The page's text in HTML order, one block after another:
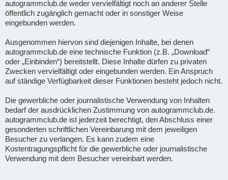
autogrammclub.de weder vervielfältigt noch an anderer Stelle
öffentlich zugänglich gemacht oder in sonstiger Weise
eingebunden werden.
Ausgenommen hiervon sind diejenigen Inhalte, bei denen
autogrammclub.de eine technische Funktion (z.B. „Download“
oder „Einbinden“) bereitstellt. Diese Inhalte dürfen zu privaten
Zwecken vervielfältigt oder eingebunden werden. Ein Anspruch
auf ständige Verfügbarkeit dieser Funktionen besteht jedoch nicht.
Die gewerbliche oder journalistische Verwendung von Inhalten
bedarf der ausdrücklichen Zustimmung von autogrammclub.de.
autogrammclub.de ist jederzeit berechtigt, den Abschluss einer
gesonderten schriftlichen Vereinbarung mit dem jeweiligen
Besucher zu verlangen. Es kann zudem eine
Kostentragungspflicht für die gewerbliche oder journalistische
Verwendung mit dem Besucher vereinbart werden.